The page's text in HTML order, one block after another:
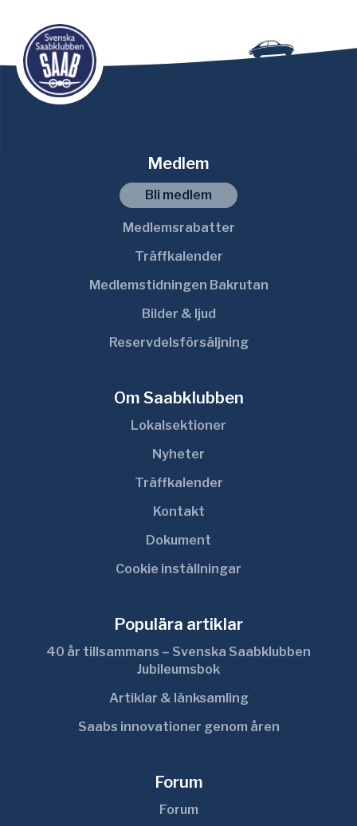
Medlem
Bli medlem
Medlemsrabatter
Träffkalender
Medlemstidningen Bakrutan
Bilder & ljud
Reservdelsförsäljning
Om Saabklubben
Lokalsektioner
Nyheter
Träffkalender
Kontakt
Dokument
Cookie inställningar
Populära artiklar
40 år tillsammans – Svenska Saabklubben
Jubileumsbok
Artiklar & länksamling
Saabs innovationer genom åren
Forum
Forum